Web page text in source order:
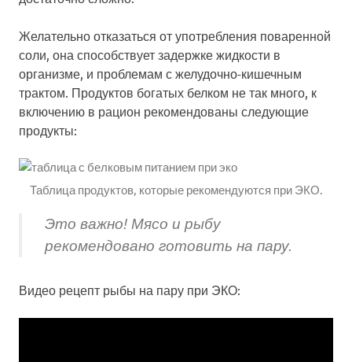
Желательно отказаться от употребления поваренной
соли, она способствует задержке жидкости в
организме, и проблемам с желудочно-кишечным
трактом. Продуктов богатых белком не так много, к
включению в рацион рекомендованы следующие
продукты:
Таблица продуктов, которые рекомендуются при ЭКО.
Это важно! Мясо и рыбу
рекомендовано готовить на пару.
Видео рецепт рыбы на пару при ЭКО: